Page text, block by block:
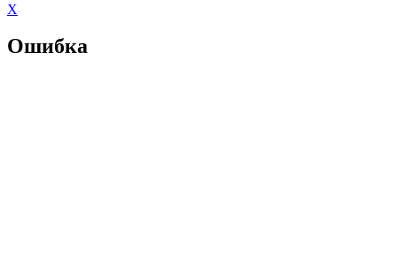
X
Ошибка